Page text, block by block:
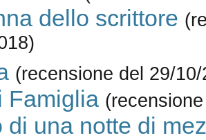
dello scrittore
(recensione del 29/
Famiglia
di una notte di